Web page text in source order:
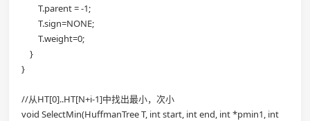
T.parent = -1;
T.sign=NONE;
T.weight=0;
}
}
//从HT[0]..HT[N+i-1]中找出最小，次小
void SelectMin(HuffmanTree T, int start, int end, int *pmin1, int